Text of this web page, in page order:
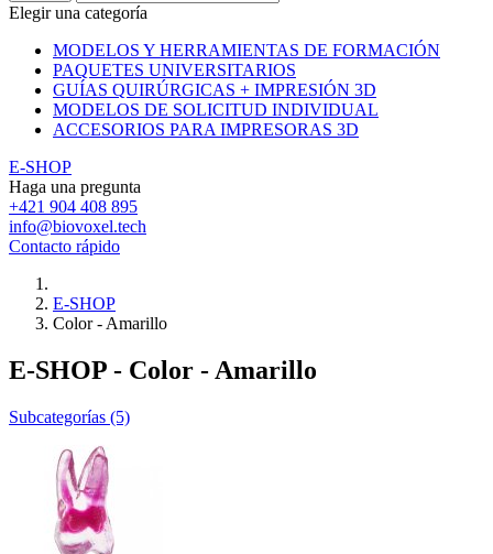
Elegir una categoría
MODELOS Y HERRAMIENTAS DE FORMACIÓN
PAQUETES UNIVERSITARIOS
GUÍAS QUIRÚRGICAS + IMPRESIÓN 3D
MODELOS DE SOLICITUD INDIVIDUAL
ACCESORIOS PARA IMPRESORAS 3D
E-SHOP
Haga una pregunta
+421 904 408 895
info@biovoxel.tech
Contacto rápido
E-SHOP
Color - Amarillo
E-SHOP - Color - Amarillo
Subcategorías (5)